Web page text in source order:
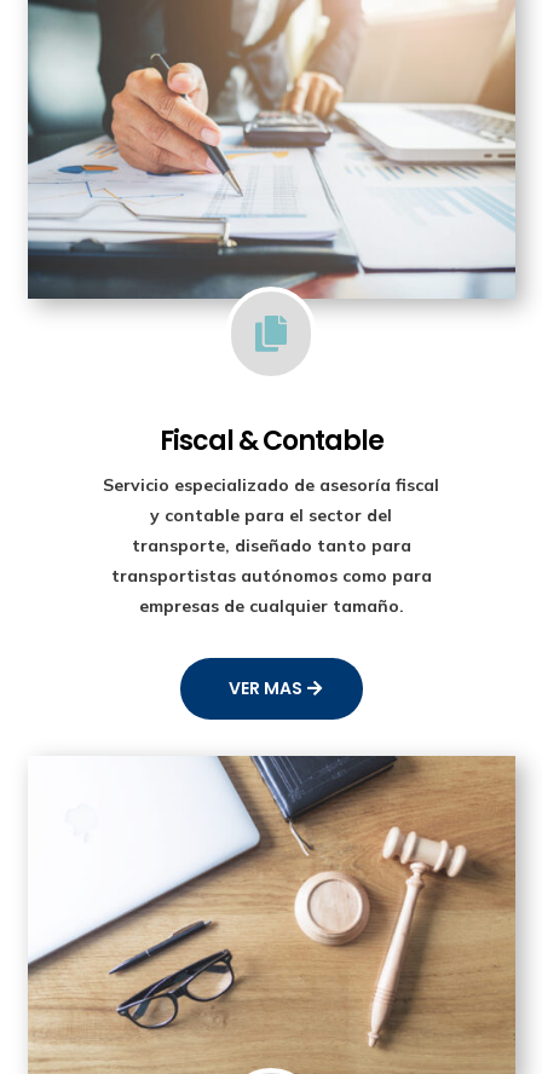

Fiscal & Contable
Servicio especializado de asesoría fiscal
y contable para el sector del
transporte, diseñado tanto para
transportistas autónomos como para
empresas de cualquier tamaño.
VER MAS